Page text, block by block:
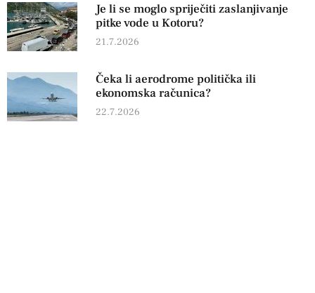
Je li se moglo spriječiti zaslanjivanje
pitke vode u Kotoru?
21.7.2026
Čeka li aerodrome politička ili
ekonomska računica?
22.7.2026